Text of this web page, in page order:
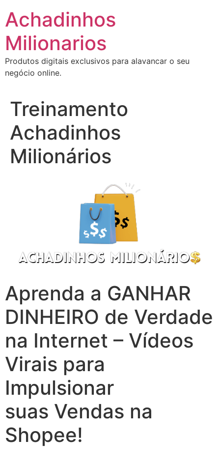
para
conteúdo
Achadinhos
Milionarios
Produtos digitais exclusivos para alavancar o seu
negócio online.
Treinamento
Achadinhos
Milionários
Aprenda a GANHAR
DINHEIRO de Verdade
na Internet – Vídeos
Virais para
Impulsionar
suas Vendas na
Shopee!